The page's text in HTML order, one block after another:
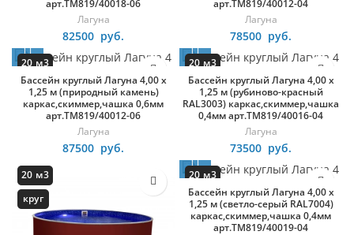
арт.ТМ819/40018-06
Лагуна
82500 руб.
арт.ТМ819/40012-04
Лагуна
78500 руб.
20 м3
круг
Бассейн круглый Лагуна 4,00 х
1,25 м (природный камень)
каркас,скиммер,чашка 0,6мм
арт.ТМ819/40012-06
Лагуна
87500 руб.
20 м3
круг
Бассейн круглый Лагуна 4,00 х
1,25 м (рубиново-красный
RAL3003) каркас,скиммер,чашка
0,4мм арт.ТМ819/40016-04
Лагуна
73500 руб.
20 м3
круг
20 м3
круг
Бассейн круглый Лагуна 4,00 х
1,25 м (светло-серый RAL7004)
каркас,скиммер,чашка 0,4мм
арт.ТМ819/40019-04